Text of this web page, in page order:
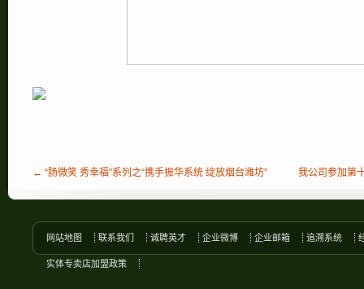
← “肠微笑 秀幸福”系列之“携手振华系统 绽放烟台潍坊” 我公司参加第
网站地图 联系我们 诚聘英才 企业微博 企业邮箱 追溯系统
实体专卖店加盟政策